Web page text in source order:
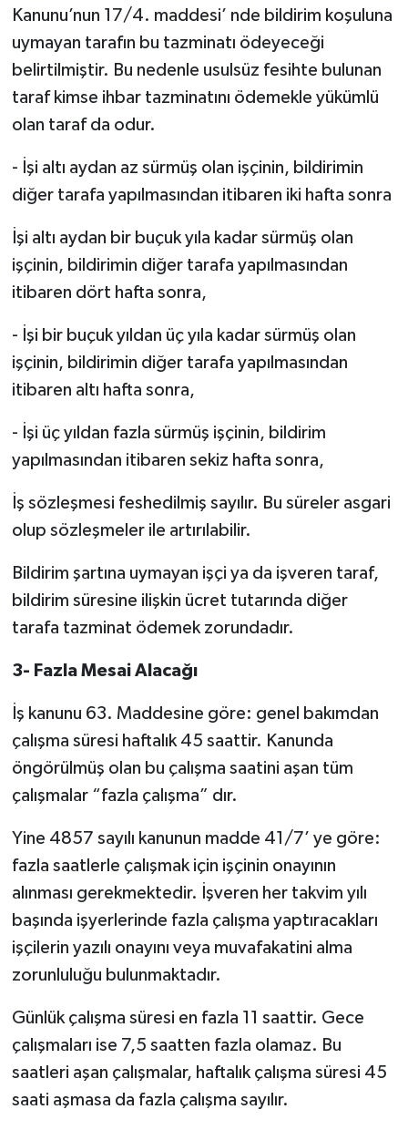
Kanunu’nun 17/4. maddesi’ nde bildirim koşuluna
uymayan tarafın bu tazminatı ödeyeceği
belirtilmiştir. Bu nedenle usulsüz fesihte bulunan
taraf kimse ihbar tazminatını ödemekle yükümlü
olan taraf da odur.
- İşi altı aydan az sürmüş olan işçinin, bildirimin
diğer tarafa yapılmasından itibaren iki hafta sonra
İşi altı aydan bir buçuk yıla kadar sürmüş olan
işçinin, bildirimin diğer tarafa yapılmasından
itibaren dört hafta sonra,
- İşi bir buçuk yıldan üç yıla kadar sürmüş olan
işçinin, bildirimin diğer tarafa yapılmasından
itibaren altı hafta sonra,
- İşi üç yıldan fazla sürmüş işçinin, bildirim
yapılmasından itibaren sekiz hafta sonra,
İş sözleşmesi feshedilmiş sayılır. Bu süreler asgari
olup sözleşmeler ile artırılabilir.
Bildirim şartına uymayan işçi ya da işveren taraf,
bildirim süresine ilişkin ücret tutarında diğer
tarafa tazminat ödemek zorundadır.
3- Fazla Mesai Alacağı
İş kanunu 63. Maddesine göre: genel bakımdan
çalışma süresi haftalık 45 saattir. Kanunda
öngörülmüş olan bu çalışma saatini aşan tüm
çalışmalar “fazla çalışma” dır.
Yine 4857 sayılı kanunun madde 41/7’ ye göre:
fazla saatlerle çalışmak için işçinin onayının
alınması gerekmektedir. İşveren her takvim yılı
başında işyerlerinde fazla çalışma yaptıracakları
işçilerin yazılı onayını veya muvafakatini alma
zorunluluğu bulunmaktadır.
Günlük çalışma süresi en fazla 11 saattir. Gece
çalışmaları ise 7,5 saatten fazla olamaz. Bu
saatleri aşan çalışmalar, haftalık çalışma süresi 45
saati aşmasa da fazla çalışma sayılır.